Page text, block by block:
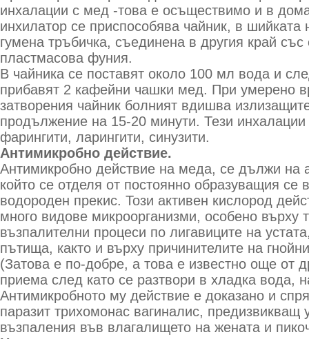
инхалации с мед -това е осъществимо и в
инхилатор се приспособява чайник, в шийката
гумена тръбичка, съединена в другия край
пластмасова фуния.
В чайника се поставят около 100 мл вода и
прибавят 2 кафейни чашки мед. При умерено
затворения чайник болният вдишва
продължение на 15-20 минути. Тези инхалации
фарингити, ларингити, синузити.
Антимикробно действие.
Антимикробно действие на меда, се дължи на
който се отделя от постоянно образуващия се
водороден прекис. Този активен кислород
много видове микроорганизми, особено върху
възпалителни процеси по лигавиците на
пътища, както и върху причинителите на
(Затова е по-добре, а това е известно още от
приема след като се разтвори в хладка вода,
Антимикробното му действие е доказано и
паразит трихомонас вагиналис, предизвикващ
възпаления във влагалището на жената и